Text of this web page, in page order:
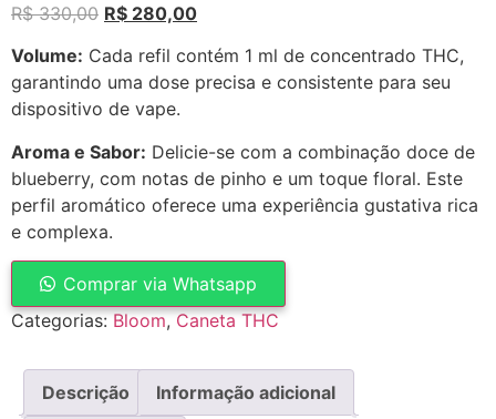
R$330,00 R$ 280,00
Volume: Cada refil contém 1 ml de concentrado THC,
garantindo uma dose precisa e consistente para seu
dispositivo de vape.
Aroma e Sabor: Delicie-se com a combinação doce de
blueberry, com notas de pinho e um toque floral. Este
perfil aromático oferece uma experiência gustativa rica
e complexa.
Comprar via Whatsapp
Categorias:Bloom,Caneta THC
Descrição Informação adicional